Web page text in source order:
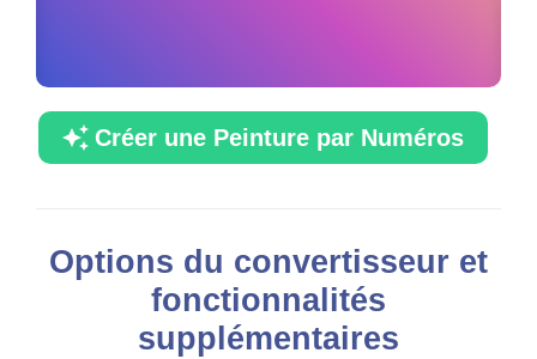
Créer une Peinture par Numéros
Options du convertisseur et
fonctionnalités
supplémentaires